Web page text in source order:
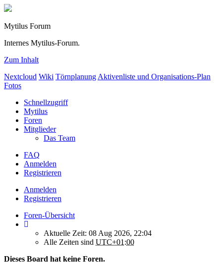
Mytilus Forum
Internes Mytilus-Forum.
Zum Inhalt
Nextcloud Wiki Törnplanung Aktivenliste und Organisations-Plan
Fotos
Schnellzugriff
Mytilus
Foren
Mitglieder
Das Team
FAQ
Anmelden
Registrieren
Anmelden
Registrieren
Foren-Übersicht
Aktuelle Zeit: 08 Aug 2026, 22:04
Alle Zeiten sind UTC+01:00
Dieses Board hat keine Foren.